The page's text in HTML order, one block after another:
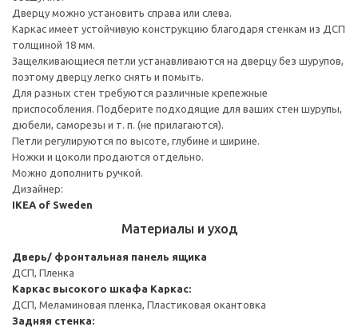
Дверцу можно установить справа или слева.
Каркас имеет устойчивую конструкцию благодаря стенкам из ДСП
толщиной 18 мм.
Защелкивающиеся петли устанавливаются на дверцу без шурупов,
поэтому дверцу легко снять и помыть.
Для разных стен требуются различные крепежные
приспособления. Подберите подходящие для ваших стен шурупы,
дюбели, саморезы и т. п. (не прилагаются).
Петли регулируются по высоте, глубине и ширине.
Ножки и цоколи продаются отдельно.
Можно дополнить ручкой.
Дизайнер:
IKEA of Sweden
Материалы и уход
Дверь/ фронтальная панель ящика
ДСП, Пленка
Каркас высокого шкафа Каркас:
ДСП, Меламиновая пленка, Пластиковая окантовка
Задняя стенка: